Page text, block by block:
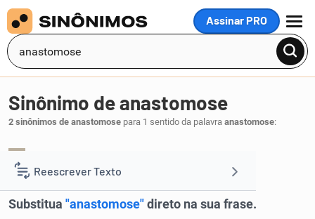
Assinar PRO
MENU
Reescrever Texto
Resumir Texto
Sinônimo de anastomose
2 sinônimos de anastomose para 1 sentido da palavra anastomose: